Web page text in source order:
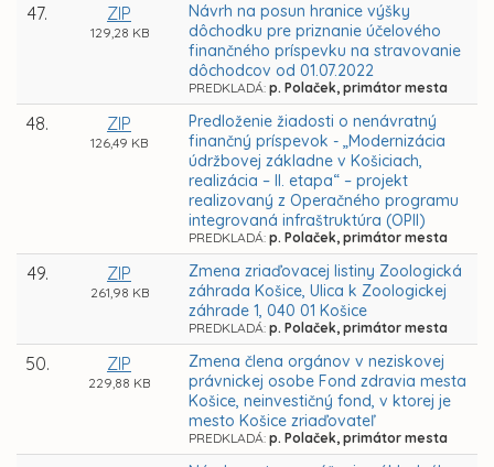
47. ZIP
129,28 KB
Návrh na posun hranice výšky
dôchodku pre priznanie účelového
finančného príspevku na stravovanie
dôchodcov od 01.07.2022
PREDKLADÁ: p. Polaček, primátor mesta
48. ZIP
126,49 KB
Predloženie žiadosti o nenávratný
finančný príspevok - „Modernizácia
údržbovej základne v Košiciach,
realizácia – II. etapa“ – projekt
realizovaný z Operačného programu
integrovaná infraštruktúra (OPII)
PREDKLADÁ: p. Polaček, primátor mesta
49. ZIP
261,98 KB
Zmena zriaďovacej listiny Zoologická
záhrada Košice, Ulica k Zoologickej
záhrade 1, 040 01 Košice
PREDKLADÁ: p. Polaček, primátor mesta
50. ZIP
229,88 KB
Zmena člena orgánov v neziskovej
právnickej osobe Fond zdravia mesta
Košice, neinvestičný fond, v ktorej je
mesto Košice zriaďovateľ
PREDKLADÁ: p. Polaček, primátor mesta